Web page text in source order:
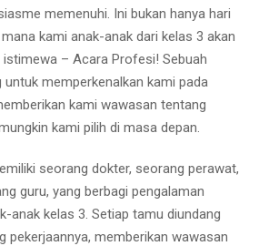
memenuhi. Ini bukan hanya hari
kami anak-anak dari kelas 3 akan
– Acara Profesi! Sebuah
memperkenalkan kami pada
kami wawasan tentang
kami pilih di masa depan.
seorang dokter, seorang perawat,
guru, yang berbagi pengalaman
anak kelas 3. Setiap tamu diundang
pekerjaannya, memberikan wawasan